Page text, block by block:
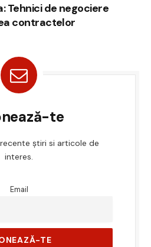
Tehnici de negociere
contractelor
te
știri si articole de
interes.
Email